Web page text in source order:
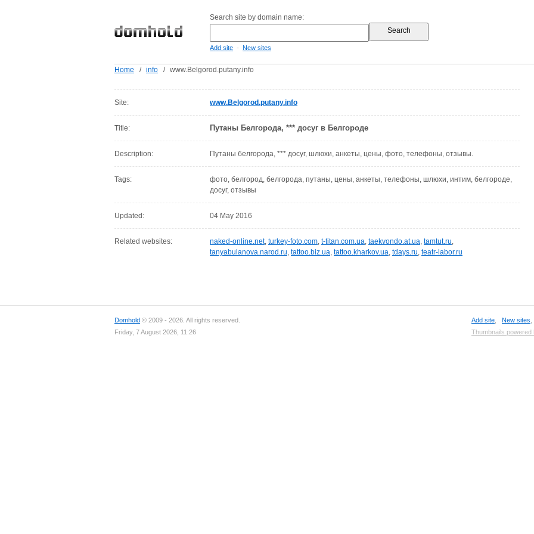
Search site by domain name:
Add site - New sites
Home / info / www.Belgorod.putany.info
Site: www.Belgorod.putany.info
Title: Путаны Белгорода, *** досуг в Белгороде
Description: Путаны белгорода, *** досуг, шлюхи, анкеты, цены, фото, телефоны, отзывы.
Tags:
фото, белгород, белгорода, путаны, цены, анкеты, телефоны, шлюхи, интим, белгороде,
досуг, отзывы
Updated: 04 May 2016
Related websites: naked-online.net, turkey-foto.com, t-titan.com.ua, taekvondo.at.ua, tamtut.ru,
tanyabulanova.narod.ru, tattoo.biz.ua, tattoo.kharkov.ua, tdays.ru, teatr-labor.ru
Domhold © 2009 - 2026. All rights reserved.
Friday, 7 August 2026, 11:26
Add site New sites
Thumbnails powered